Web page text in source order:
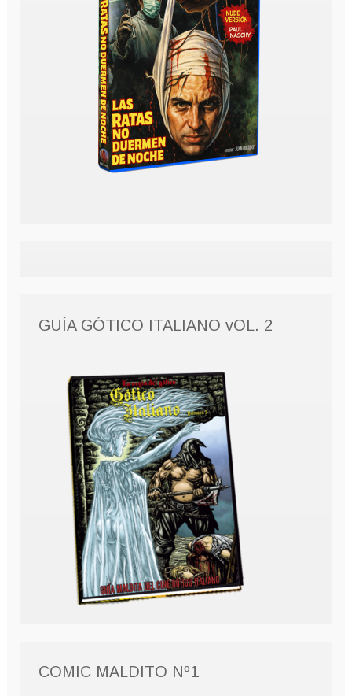
GUÍA GÓTICO ITALIANO vOL. 2
COMIC MALDITO Nº1